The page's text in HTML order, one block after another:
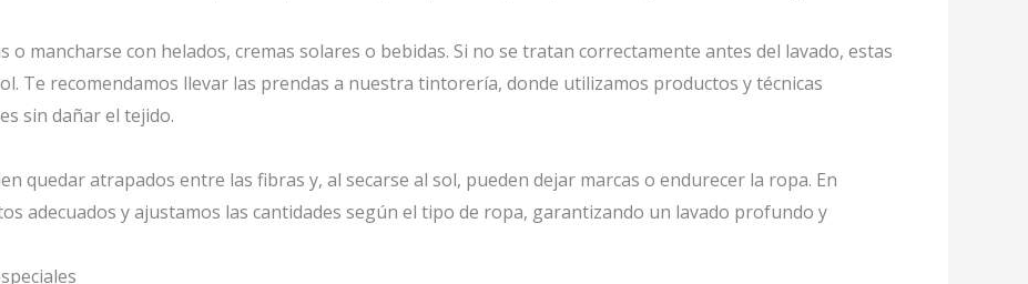
mancharse con helados, cremas solares o bebidas. Si no se tratan correctamente antes del lavado, estas
Te recomendamos llevar las prendas a nuestra tintorería, donde utilizamos productos y técnicas
sin dañar el tejido.
quedar atrapados entre las fibras y, al secarse al sol, pueden dejar marcas o endurecer la ropa. En
adecuados y ajustamos las cantidades según el tipo de ropa, garantizando un lavado profundo y